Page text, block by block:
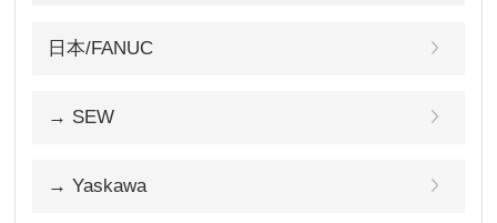
日本/FANUC
→ SEW
→ Yaskawa